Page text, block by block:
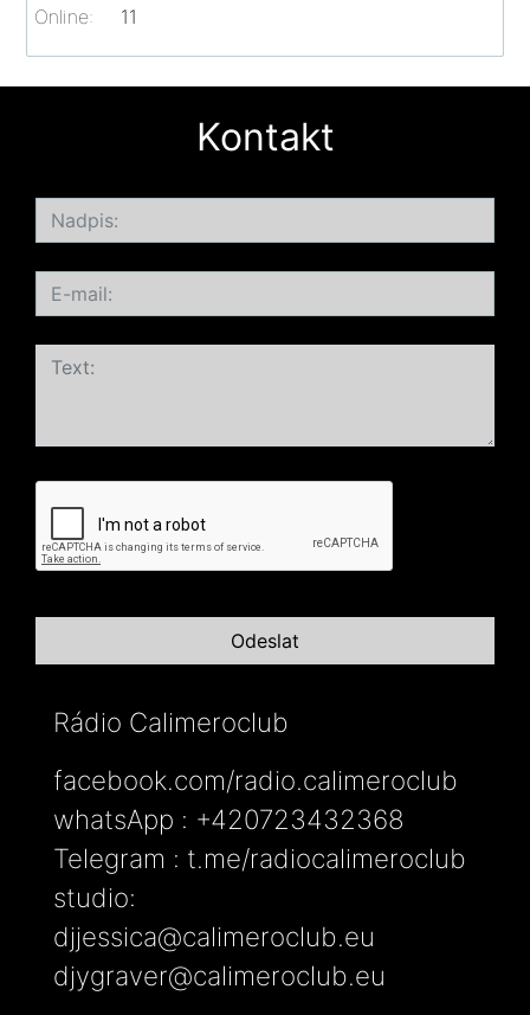
Online: 11
Kontakt
Rádio Calimeroclub
facebook.com/radio.calimeroclub
whatsApp : +420723432368
Telegram : t.me/radiocalimeroclub
studio:
djjessica@calimeroclub.eu
djygraver@calimeroclub.eu